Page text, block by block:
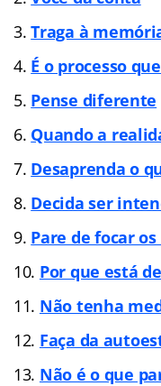
Traga à
É o processo
Pense diferente
Quando a
Desaprenda o
Decida ser
Pare de focar
Por que está
Não tenha
Faça da
Não é o que